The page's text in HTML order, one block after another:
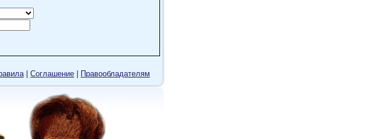
| Cоглашение Правообладателям